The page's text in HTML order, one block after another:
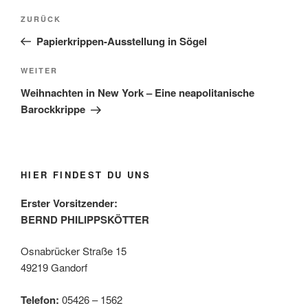
Beitragsnavigation
Vorheriger
Beitrag
ZURÜCK
Papierkrippen-Ausstellung in Sögel
Nächster
Beitrag
WEITER
Weihnachten in New York – Eine neapolitanische
Barockkrippe
HIER FINDEST DU UNS
Erster Vorsitzender:
BERND PHILIPPSKÖTTER
Osnabrücker Straße 15
49219 Gandorf
Telefon: 05426 – 1562